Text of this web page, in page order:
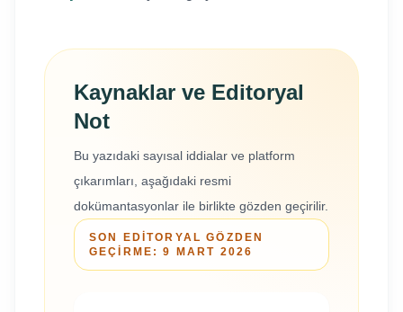
Kaynaklar ve Editoryal
Not
Bu yazıdaki sayısal iddialar ve platform
çıkarımları, aşağıdaki resmi
dokümantasyonlar ile birlikte gözden geçirilir.
SON EDITORYAL GÖZDEN
GEÇIRME:9 MART 2026